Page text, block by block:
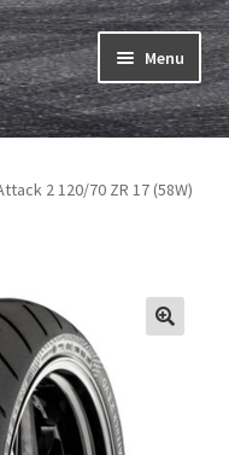
Menu
Udfold
Udfold
Udfold
2 120/70 ZR 17 (58W)